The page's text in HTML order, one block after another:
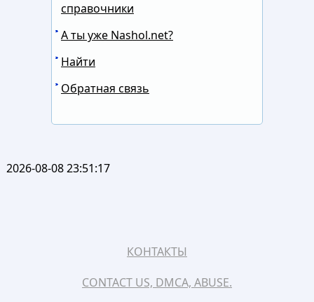
справочники
А ты уже Nashol.net?
Найти
Обратная связь
2026-08-08 23:51:17
КОНТАКТЫ
CONTACT US, DMCA, ABUSE.